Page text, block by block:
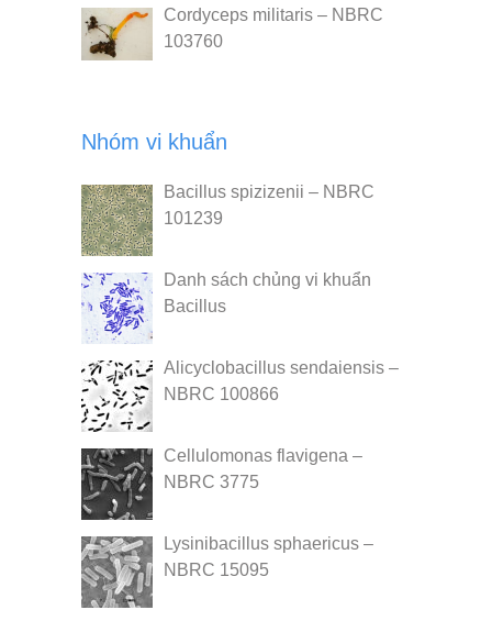
Cordyceps militaris – NBRC
103760
Nhóm vi khuẩn
Bacillus spizizenii – NBRC
101239
Danh sách chủng vi khuẩn
Bacillus
Alicyclobacillus sendaiensis –
NBRC 100866
Cellulomonas flavigena –
NBRC 3775
Lysinibacillus sphaericus –
NBRC 15095